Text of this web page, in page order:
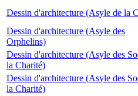
Dessin d'architecture (Asyle de la
Dessin d'architecture (Asyle des
Orphelins)
Dessin d'architecture (Asyle des
la Charité)
Dessin d'architecture (Asyle des
la Charité)